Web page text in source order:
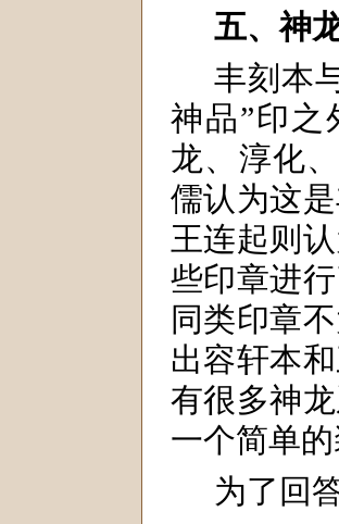
五、神
丰刻本
神品”印之
龙、淳化
儒认为这
王连起则
些印章进
同类印章
出容轩本
有很多神
一个简单
为了回